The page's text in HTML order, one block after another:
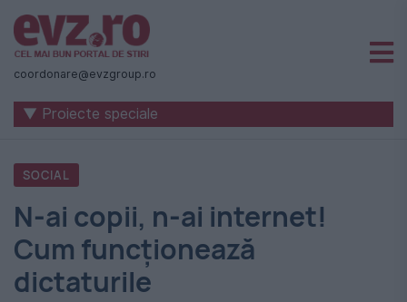
Știri
naționale
internaționale
România
-
Evenimentul
Zilei
coordonare@evzgroup.ro
▼ Proiecte speciale
SOCIAL
N-ai copii, n-ai internet!
Cum funcționează
dictaturile